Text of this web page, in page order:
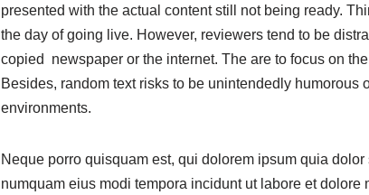
presented with the actual content still not being ready.
the day of going live. However, reviewers tend to be
copied newspaper or the internet. The are to focus on
Besides, random text risks to be unintendedly humorous
environments.
Neque porro quisquam est, qui dolorem ipsum quia
numquam eius modi tempora incidunt ut labore et